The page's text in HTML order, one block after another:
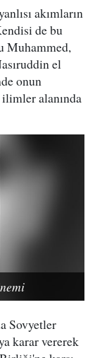
akımların
de bu
Muhammed,
el
onun
alanında
Sovyetler
karar vererek